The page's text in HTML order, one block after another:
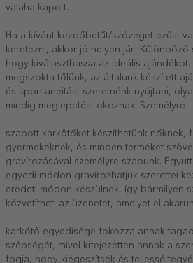
valaha kapott.
Ha a kívánt kezdőbetűt/szöveget ezüst
keretezni, akkor jó helyen jár! Különböző
hogy kiválaszthassa az ideális
megszokta tőlünk, az általunk készített
és spontaneitást szeretnénk nyújtani,
mindig meglepetést okoznak. Személyre
szabott karkötőket készíthetünk nőknek,
gyermekeknek, és minden terméket
gravírozásával személyre szabunk.
egyedi módon gravírozhatjuk szerettei
eredeti módon készülnek, így bármilyen
közvetítheti az üzenetet, amelyet el
karkötő egyedisége fokozza annak
szépségét, mivel kifejezetten annak a
fogja, hogy kiegészítsék és teljessé